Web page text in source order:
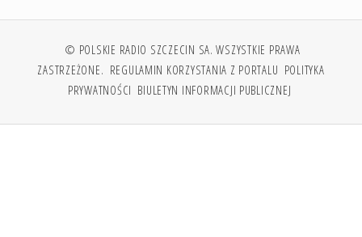
© POLSKIE RADIO SZCZECIN SA. WSZYSTKIE PRAWA
ZASTRZEŻONE. REGULAMIN KORZYSTANIA Z PORTALU POLITYKA
PRYWATNOŚCI BIULETYN INFORMACJI PUBLICZNEJ